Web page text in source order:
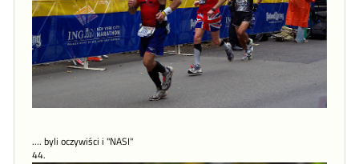
.... byli oczywiści i "NASI"
44.